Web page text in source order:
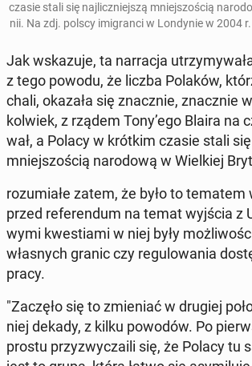
czasie stali się naj­licz­niej­szą mniej­szo­ścią
nii. Na zdj. polscy imi­gran­ci w Lon­dy­nie w 2004
Jak wska­zu­je, ta nar­ra­cja
z tego powodu, że liczba Polaków,
cha­li, okazała się znacz­nie, znacz­nie
kol­wiek, z rządem Tony’ego Blaira na
wał, a Polacy w krótkim czasie stali
mniej­szo­ścią na­ro­do­wą w Wiel­kiej
ro­zu­mia­łe zatem, że było to tematem
przed re­fe­ren­dum na temat wyjścia z
wy­mi kwe­stia­mi w niej były
wła­snych granic czy re­gu­lo­wa­nia
pracy.
"Zaczęło się to zmie­niać w drugiej
niej dekady, z kilku powodów. Po
prostu przy­zwy­cza­ili się, że Polacy tu